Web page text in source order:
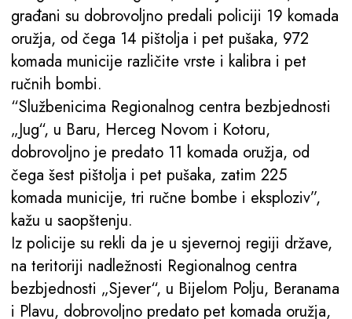
građani su dobrovoljno predali policiji 19 komada
oružja, od čega 14 pištolja i pet pušaka, 972
komada municije različite vrste i kalibra i pet
ručnih bombi.
“Službenicima Regionalnog centra bezbjednosti
„Jug“, u Baru, Herceg Novom i Kotoru,
dobrovoljno je predato 11 komada oružja, od
čega šest pištolja i pet pušaka, zatim 225
komada municije, tri ručne bombe i eksploziv”,
kažu u saopštenju.
Iz policije su rekli da je u sjevernoj regiji države,
na teritoriji nadležnosti Regionalnog centra
bezbjednosti „Sjever“, u Bijelom Polju, Beranama
i Plavu, dobrovoljno predato pet komada oružja,